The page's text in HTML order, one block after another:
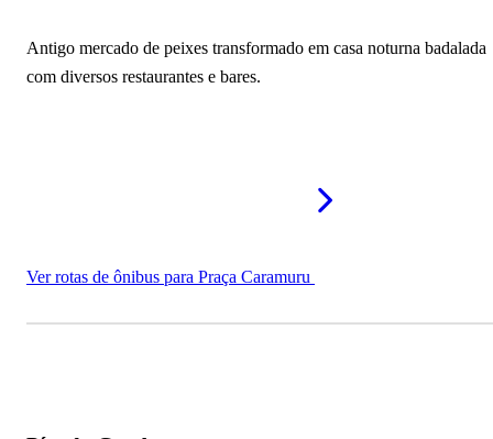
Antigo mercado de peixes transformado em casa noturna badalada
com diversos restaurantes e bares.
Ver rotas de ônibus para Praça Caramuru